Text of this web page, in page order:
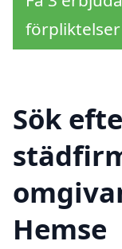
förpliktelser
Sök
Hemse